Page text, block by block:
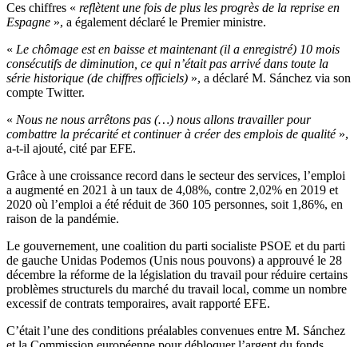
Ces chiffres « reflètent une fois de plus les progrès de la reprise en
Espagne », a également déclaré le Premier ministre.
« Le chômage est en baisse et maintenant (il a enregistré) 10 mois
consécutifs de diminution, ce qui n’était pas arrivé dans toute la
série historique (de chiffres officiels) », a déclaré M. Sánchez via son
compte Twitter.
« Nous ne nous arrêtons pas (…) nous allons travailler pour
combattre la précarité et continuer à créer des emplois de qualité»,
a-t-il ajouté, cité par EFE.
Grâce à une croissance record dans le secteur des services, l’emploi
a augmenté en 2021 à un taux de 4,08%, contre 2,02% en 2019 et
2020 où l’emploi a été réduit de 360 105 personnes, soit 1,86%, en
raison de la pandémie.
Le gouvernement, une coalition du parti socialiste PSOE et du parti
de gauche Unidas Podemos (Unis nous pouvons) a approuvé le 28
décembre la réforme de la législation du travail pour réduire certains
problèmes structurels du marché du travail local, comme un nombre
excessif de contrats temporaires, avait rapporté EFE.
C’était l’une des conditions préalables convenues entre M. Sánchez